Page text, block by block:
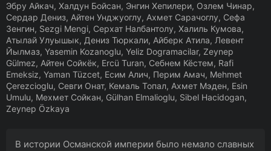
Эбру Айкач, Халдун Бойсан, Энгин Хепилери, Озлем Чинар,
Сердар Дениз, Айтен Унджуоглу, Ахмет Сарачоглу, Сефа
Зенгин, Sezgi Mengi, Серхат Налбантолу, Халиль Кумова,
Атылай Улуышык, Дениз Тюркали, Айберк Атила, Левент
Йылмаз, Yasemin Kozanoglu, Yeliz Dogramacilar, Zeynep
Gülmez, Айтен Сойкёк, Ercü Turan, Себнем Кёстем, Rafi
Emeksiz, Yaman Tüzcet, Есим Алич, Перим Амач, Mehmet
Çerezcioglu, Севги Онат, Кемаль Топал, Ахмет Мэден, Esin
Umulu, Мехмет Сойкан, Gülhan Elmalioglu, Sibel Hacidogan,
Zeynep Özkaya
В истории Османской империи было немало славных